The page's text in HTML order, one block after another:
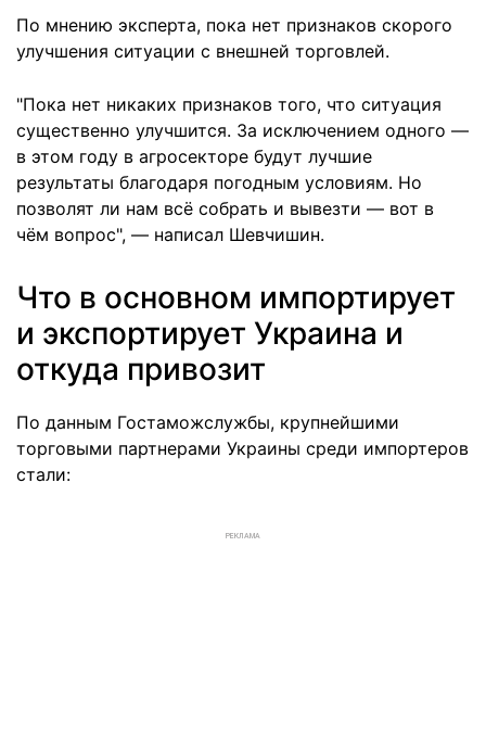
По мнению эксперта, пока нет признаков скорого
улучшения ситуации с внешней торговлей.
"Пока нет никаких признаков того, что ситуация
существенно улучшится. За исключением одного —
в этом году в агросекторе будут лучшие
результаты благодаря погодным условиям. Но
позволят ли нам всё собрать и вывезти — вот в
чём вопрос", — написал Шевчишин.
Что в основном импортирует
и экспортирует Украина и
откуда привозит
По данным Гостаможслужбы, крупнейшими
торговыми партнерами Украины среди импортеров
стали:
РЕКЛАМА